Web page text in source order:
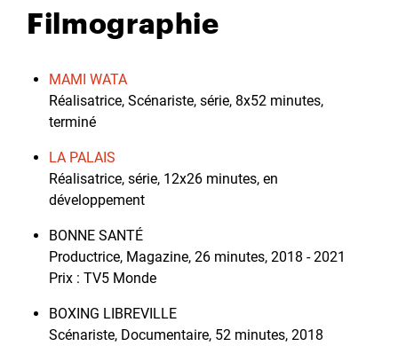
Filmographie
MAMI WATA
Réalisatrice, Scénariste, série, 8x52 minutes,
terminé
LA PALAIS
Réalisatrice, série, 12x26 minutes, en
développement
BONNE SANTÉ
Productrice, Magazine, 26 minutes, 2018 - 2021
Prix : TV5 Monde
BOXING LIBREVILLE
Scénariste, Documentaire, 52 minutes, 2018